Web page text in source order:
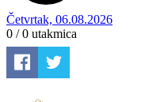
Četvrtak, 06.08.2026
0 / 0 utakmica